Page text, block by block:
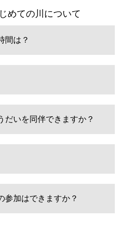
めての川について
間は？
だいを同伴できますか？
参加はできますか？